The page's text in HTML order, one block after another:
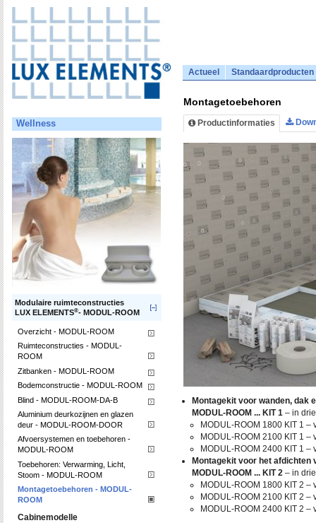
Actueel Standaardproducten
Wellness
Modulaire ruimteconstructies
LUX ELEMENTS®- MODUL-ROOM
Overzicht - MODUL-ROOM
Ruimteconstructies - MODUL-
ROOM
Zitbanken - MODUL-ROOM
Bodemconstructie - MODUL-ROOM
Blind - MODUL-ROOM-DA-B
Aluminium deurkozijnen en glazen
deur - MODUL-ROOM-DOOR
Afvoersystemen en toebehoren -
MODUL-ROOM
Toebehoren: Verwarming, Licht,
Stoom - MODUL-ROOM
Montagetoebehoren - MODUL-
ROOM
Cabinemodelle
Montagetoebehoren
Productinformaties
Montagekit voor wanden, dak
MODUL-ROOM ... KIT 1– in
MODUL-ROOM 1800 KIT 1 –
MODUL-ROOM 2100 KIT 1 –
MODUL-ROOM 2400 KIT 1 –
Montagekit voor het afdichten
MODUL-ROOM ... KIT 2– in
MODUL-ROOM 1800 KIT 2 –
MODUL-ROOM 2100 KIT 2 –
MODUL-ROOM 2400 KIT 2 –